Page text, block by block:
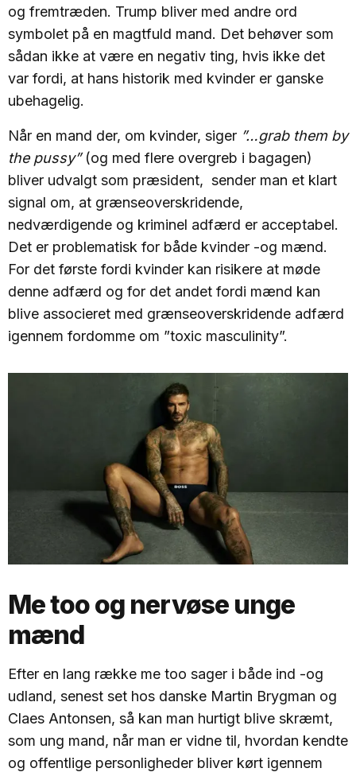
og fremtræden. Trump bliver med andre ord
symbolet på en magtfuld mand. Det behøver som
sådan ikke at være en negativ ting, hvis ikke det
var fordi, at hans historik med kvinder er ganske
ubehagelig.
Når en mand der, om kvinder, siger ”…grab them by
the pussy”(og med flere overgreb i bagagen)
bliver udvalgt som præsident, sender man et klart
signal om, at grænseoverskridende,
nedværdigende og kriminel adfærd er acceptabel.
Det er problematisk for både kvinder -og mænd.
For det første fordi kvinder kan risikere at møde
denne adfærd og for det andet fordi mænd kan
blive associeret med grænseoverskridende adfærd
igennem fordomme om ”toxic masculinity”.
Me too og nervøse unge
mænd
Efter en lang række me too sager i både ind -og
udland, senest set hos danske Martin Brygman og
Claes Antonsen, så kan man hurtigt blive skræmt,
som ung mand, når man er vidne til, hvordan kendte
og offentlige personligheder bliver kørt igennem